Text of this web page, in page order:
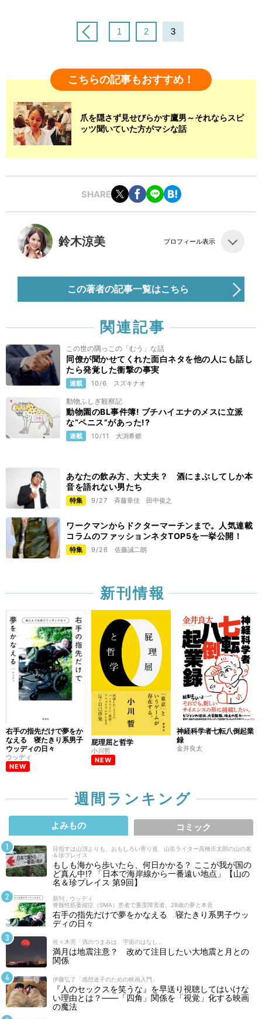
1 2 3
こちらの記事もおすすめ！
爪を隠さず見せびらかす鷹男～それならスピ
ッツ聞いていた方がマシな話
SHARE
鈴木涼美 プロフィール表示
この著者の記事一覧はこちら
関連記事
この世の隅っこの「むう」な話
同僚が聞かせてくれた面白ネタを他の人にも話し
たら発覚した衝撃の事実
連載 10/6 スズキナオ
動物ふしぎ観察記
動物園のBL事件簿! ブチハイエナのメスに立派
な“ペニス”があった!?
連載 10/11 大渕希郷
あなたの飲み方、大丈夫？ 酒にまぶしてしか本
音を語れない男たち
特集 9/27 斉藤章佳 田中俊之
ワークマンからドクターマーチンまで。人気連載
コラムのファッションネタTOP5を一挙公開！
特集 9/26 佐藤誠二朗
新刊情報
右手の指先だけで夢をか
なえる 寝たきり系男子
ウッディの日々
ウッディ
NEW
屁理屈と哲学
小川哲
NEW
神経科学者七転八倒起業
録
金井良太
週間ランキング
よみもの コミック
目指すは山頂よりも、おもしろい寄り道 山岳ライター高橋庄太郎の山の名
＆珍プレイス
もしも海から歩いたら、何日かかる？ ここが我が国の
ど真ん中!? 「日本で海岸線から一番遠い地点」【山の
名＆珍プレイス 第9回】
新刊 : ウッディ
脊髄性筋萎縮症（SMA）患者で重度障害者。28歳の夢と本音
右手の指先だけで夢をかなえる 寝たきり系男子ウッ
ディの日々
佐々木亮「酒のつまみは、宇宙のはなし」
満月は地震注意？ 改めて注目したい大地震と月との
関係
伊藤弘了「感想迷子のための映画入門」
『人のセックスを笑うな』を早送り視聴してはいけな
い理由とは？――「四角」関係を「視覚」化する映画
の魔法